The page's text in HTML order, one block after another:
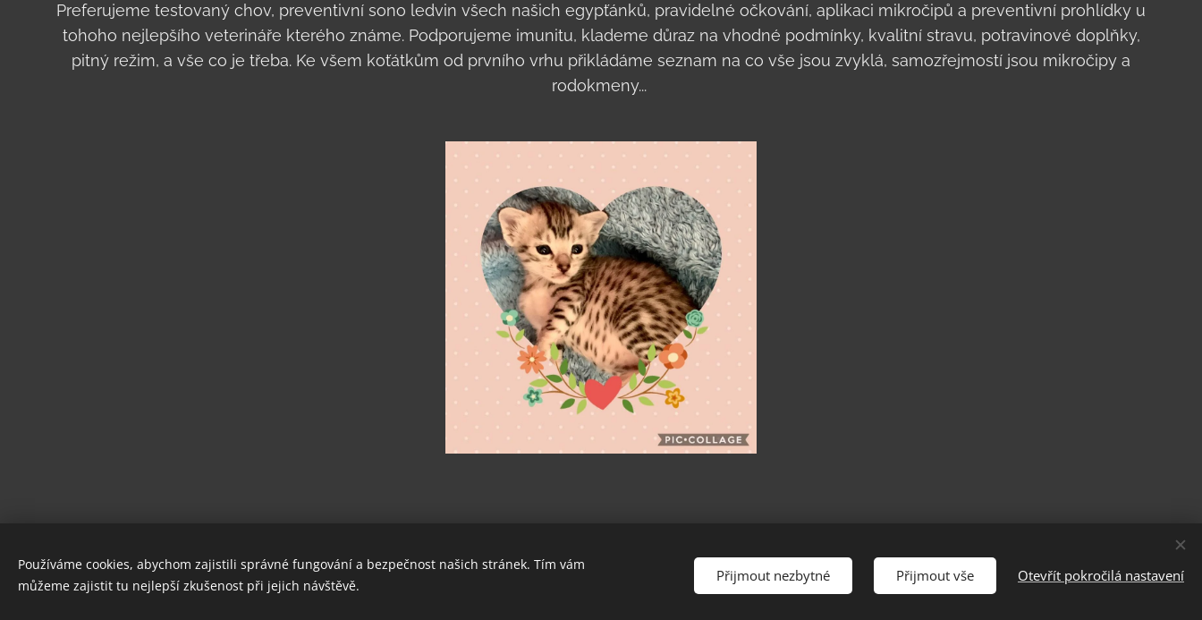
Preferujeme testovaný chov, preventivní sono ledvin všech našich egypťánků, pravidelné očkování, aplikaci mikročipů a preventivní prohlídky u
tohoho nejlepšího veterináře kterého známe. Podporujeme imunitu, klademe důraz na vhodné podmínky, kvalitní stravu, potravinové doplňky,
pitný režim, a vše co je třeba. Ke všem koťátkům od prvního vrhu přikládáme seznam na co vše jsou zvyklá, samozřejmostí jsou mikročipy a
rodokmeny...
Na články a fotografie Egyptských Mau Yá Moasi,CZ se vztahuje autorské právo
Cookies
Používáme cookies, abychom zajistili správné fungování a bezpečnost našich stránek. Tím vám
můžeme zajistit tu nejlepší zkušenost při jejich návštěvě.
Přijmout nezbytné Přijmout vše Otevřít pokročilá nastavení